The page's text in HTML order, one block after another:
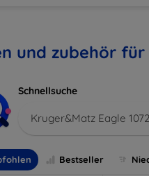
und zubehör für
Schnellsuche
Kruger&Matz Eagle 1072
Bestseller